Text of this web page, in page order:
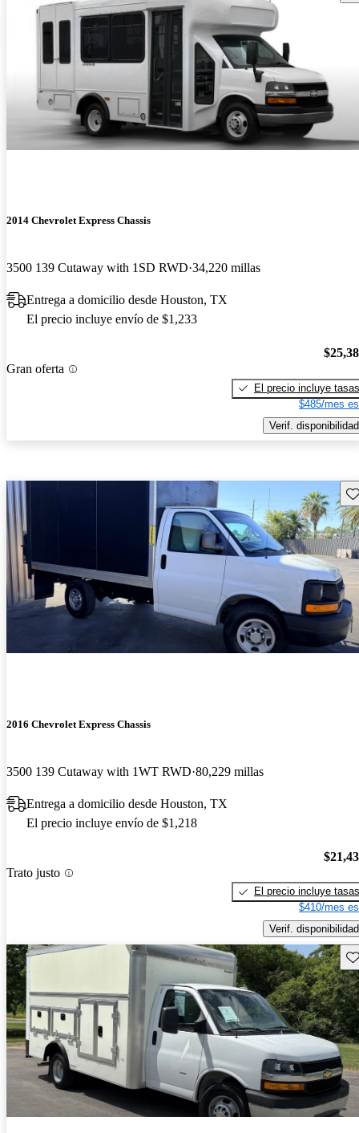
2014 Chevrolet Express Chassis
3500 139 Cutaway with 1SD RWD 34,220 millas
Entrega a domicilio desde Houston, TX
El precio incluye envío de $1,233
Gran oferta
El precio incluye tasas
$485/mes
Verif. disponibilidad
2016 Chevrolet Express Chassis
3500 139 Cutaway with 1WT RWD 80,229 millas
Entrega a domicilio desde Houston, TX
El precio incluye envío de $1,218
Trato justo
El precio incluye tasas
$410/mes
Verif. disponibilidad